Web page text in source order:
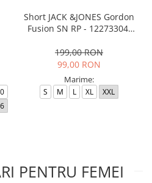
Short JACK &JONES Gordon
Fusion SN RP - 12273304-
199,00 RON
99,00 RON
Marime:
S M L XL XXL
PENTRU FEMEI